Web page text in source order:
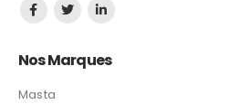
Nos Marques
Masta